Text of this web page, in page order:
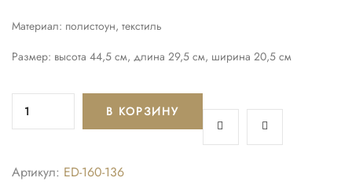
Материал: полистоун, текстиль
Размер: высота 44,5 см, длина 29,5 см, ширина 20,5 см
В КОРЗИНУ
Артикул: ED-160-136